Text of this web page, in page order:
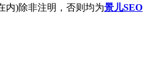
内)除非注明，否则均为景儿SEO